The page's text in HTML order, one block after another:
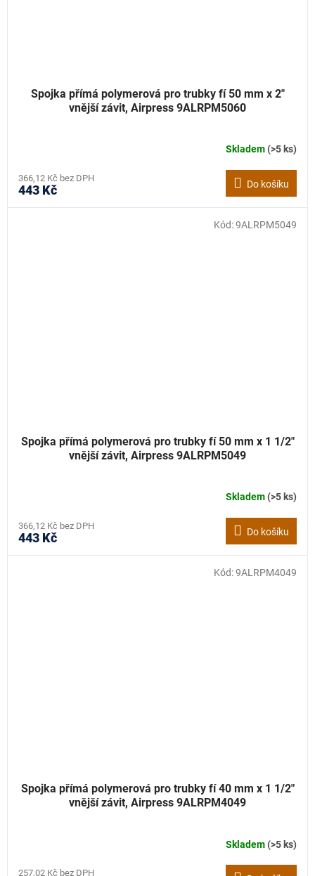
Spojka přímá polymerová pro trubky fí 50 mm x 2"
vnější závit, Airpress 9ALRPM5060
Skladem(>5 ks)
366,12 Kč bez DPH
443 Kč Do košíku
Spojka přímá polymerová pro trubky fí 50 mm x 1 1/2"
vnější závit, Airpress 9ALRPM5049
Skladem(>5 ks)
366,12 Kč bez DPH
443 Kč Do košíku
Kód:9ALRPM5049
Spojka přímá polymerová pro trubky fí 40 mm x 1 1/2"
vnější závit, Airpress 9ALRPM4049
Skladem(>5 ks)
257,02 Kč bez DPH
Kód:9ALRPM4049